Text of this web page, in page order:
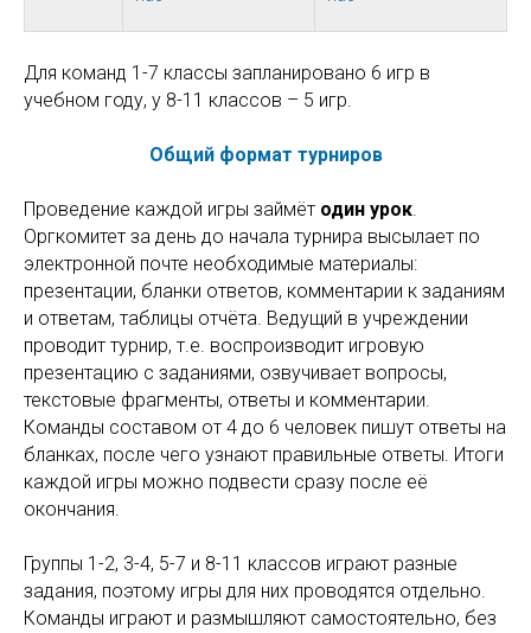
Для команд 1-7 классы запланировано 6 игр в
учебном году, у 8-11 классов – 5 игр.
Общий формат турниров
Проведение каждой игры займёт один урок.
Оргкомитет за день до начала турнира высылает по
электронной почте необходимые материалы:
презентации, бланки ответов, комментарии к заданиям
и ответам, таблицы отчёта. Ведущий в учреждении
проводит турнир, т.е. воспроизводит игровую
презентацию с заданиями, озвучивает вопросы,
текстовые фрагменты, ответы и комментарии.
Команды составом от 4 до 6 человек пишут ответы на
бланках, после чего узнают правильные ответы. Итоги
каждой игры можно подвести сразу после её
окончания.
Группы 1-2, 3-4, 5-7 и 8-11 классов играют разные
задания, поэтому игры для них проводятся отдельно.
Команды играют и размышляют самостоятельно, без